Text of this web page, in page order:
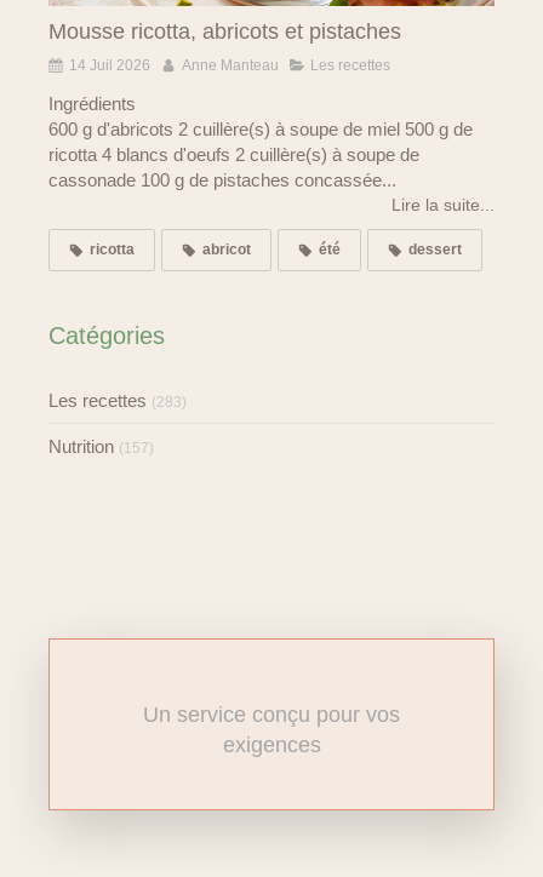
Mousse ricotta, abricots et pistaches
14 Juil 2026 Anne Manteau Les recettes
Ingrédients
600 g d'abricots 2 cuillère(s) à soupe de miel 500 g de
ricotta 4 blancs d'oeufs 2 cuillère(s) à soupe de
cassonade 100 g de pistaches concassée...
Lire la suite...
ricotta abricot été dessert
Catégories
Les recettes (283)
Nutrition (157)
Un service conçu pour vos
exigences